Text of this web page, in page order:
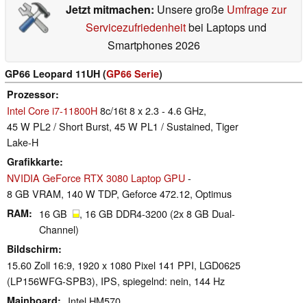
Jetzt mitmachen: Unsere große Umfrage zur
Servicezufriedenheitbei Laptops und
Smartphones 2026
GP66 Leopard 11UH (GP66 Serie)
Prozessor
Intel Core i7-11800H8c/16t 8 x 2.3 - 4.6 GHz,
45 W PL2 / Short Burst, 45 W PL1 / Sustained, Tiger
Lake-H
Grafikkarte
NVIDIA GeForce RTX 3080 Laptop GPU-
8 GB VRAM, 140 W TDP, Geforce 472.12, Optimus
RAM 16 GB
, 16 GB DDR4-3200 (2x 8 GB Dual-
Channel)
Bildschirm
15.60 Zoll 16:9, 1920 x 1080 Pixel 141 PPI, LGD0625
(LP156WFG-SPB3), IPS, spiegelnd: nein, 144 Hz
Mainboard